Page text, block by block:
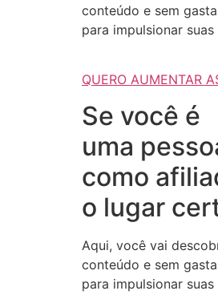
conteúdo e sem
para impulsionar
QUERO AUMENTAR
Se você é
uma
como
o lugar
Aqui, você vai
conteúdo e sem
para impulsionar